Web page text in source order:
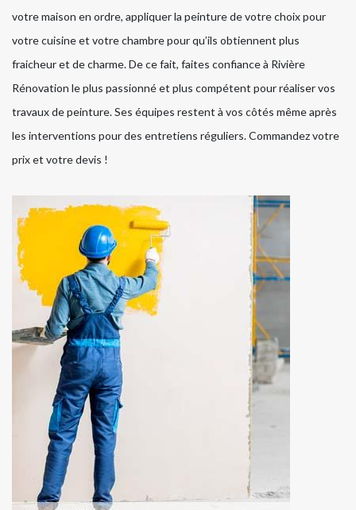
votre maison en ordre, appliquer la peinture de votre choix pour
votre cuisine et votre chambre pour qu’ils obtiennent plus
fraicheur et de charme. De ce fait, faites confiance à Rivière
Rénovation le plus passionné et plus compétent pour réaliser vos
travaux de peinture. Ses équipes restent à vos côtés même après
les interventions pour des entretiens réguliers. Commandez votre
prix et votre devis !